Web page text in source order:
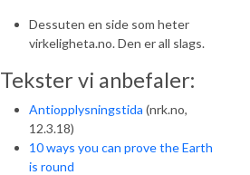
Dessuten en side som heter
virkeligheta.no. Den er all slags.
Tekster vi anbefaler:
Antiopplysningstida (nrk.no,
12.3.18)
10 ways you can prove the Earth
is round